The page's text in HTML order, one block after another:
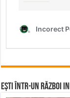
Ești într-un RĂZBOI